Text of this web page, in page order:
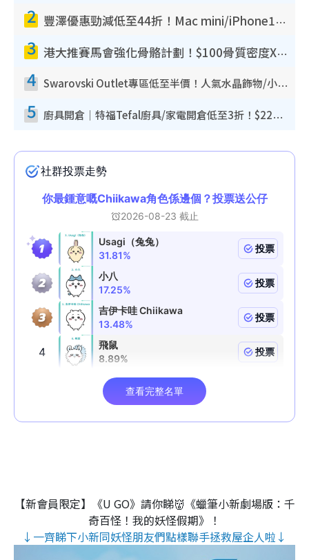
2 豐澤優惠勁減低至44折！Mac mini/iPhone17Pro大減價！廚房家電$220起
3 港大推賽馬會強化骨骼計劃！$100骨質密度X光檢查 完成免費運動訓練送超市禮券！附參加資格
4 Swarovski Outlet專區低至半價！人氣水晶飾物/小擺設$138起！迪士尼款/水晶高跟鞋都有平
5 廚具開倉｜特福Tefal廚具/家電開倉低至3折！$220起買平底鍋/炒鑊/湯煲！電飯煲/吸塵機/燙斗$418起
【新會員限定】《U GO》請你睇👹《蠟筆小新劇場版：千
奇百怪！我的妖怪假期》！
↓一齊睇下小新同妖怪朋友們點樣聯手拯救屋企人啦↓